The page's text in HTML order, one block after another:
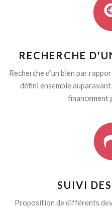
RECHERCHE
Recherche d’un bien par
défini ensemble
financement
SUIVI
Proposition de différents